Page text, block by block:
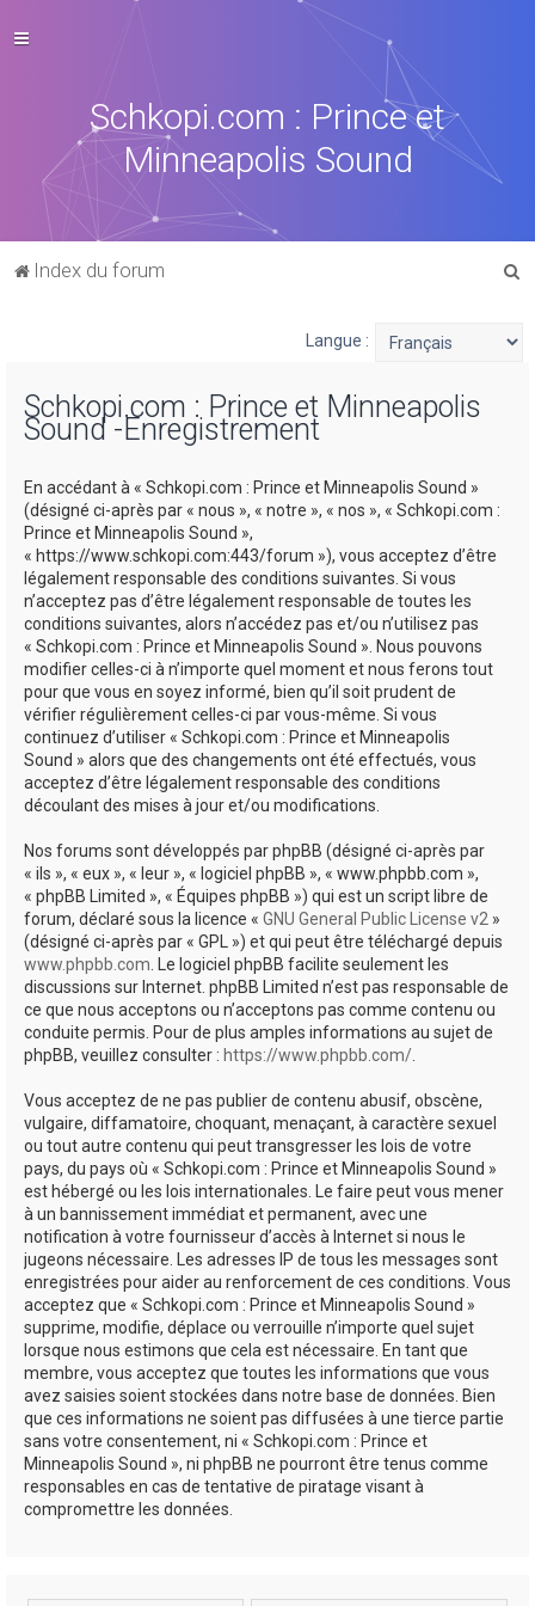
Schkopi.com : Prince et
Minneapolis Sound
Index du forum
Langue :
Schkopi.com : Prince et Minneapolis
Sound -Enregistrement
En accédant à « Schkopi.com : Prince et Minneapolis Sound »
(désigné ci-après par « nous », « notre », « nos », « Schkopi.com :
Prince et Minneapolis Sound »,
« https://www.schkopi.com:443/forum »), vous acceptez d’être
légalement responsable des conditions suivantes. Si vous
n’acceptez pas d’être légalement responsable de toutes les
conditions suivantes, alors n’accédez pas et/ou n’utilisez pas
« Schkopi.com : Prince et Minneapolis Sound ». Nous pouvons
modifier celles-ci à n’importe quel moment et nous ferons tout
pour que vous en soyez informé, bien qu’il soit prudent de
vérifier régulièrement celles-ci par vous-même. Si vous
continuez d’utiliser « Schkopi.com : Prince et Minneapolis
Sound » alors que des changements ont été effectués, vous
acceptez d’être légalement responsable des conditions
découlant des mises à jour et/ou modifications.
Nos forums sont développés par phpBB (désigné ci-après par
« ils », « eux », « leur », « logiciel phpBB », « www.phpbb.com »,
« phpBB Limited », « Équipes phpBB ») qui est un script libre de
forum, déclaré sous la licence « GNU General Public License v2 »
(désigné ci-après par « GPL ») et qui peut être téléchargé depuis
www.phpbb.com . Le logiciel phpBB facilite seulement les
discussions sur Internet. phpBB Limited n’est pas responsable de
ce que nous acceptons ou n’acceptons pas comme contenu ou
conduite permis. Pour de plus amples informations au sujet de
phpBB, veuillez consulter : https://www.phpbb.com/
Vous acceptez de ne pas publier de contenu abusif, obscène,
vulgaire, diffamatoire, choquant, menaçant, à caractère sexuel
ou tout autre contenu qui peut transgresser les lois de votre
pays, du pays où « Schkopi.com : Prince et Minneapolis Sound »
est hébergé ou les lois internationales. Le faire peut vous mener
à un bannissement immédiat et permanent, avec une
notification à votre fournisseur d’accès à Internet si nous le
jugeons nécessaire. Les adresses IP de tous les messages sont
enregistrées pour aider au renforcement de ces conditions. Vous
acceptez que « Schkopi.com : Prince et Minneapolis Sound »
supprime, modifie, déplace ou verrouille n’importe quel sujet
lorsque nous estimons que cela est nécessaire. En tant que
membre, vous acceptez que toutes les informations que vous
avez saisies soient stockées dans notre base de données. Bien
que ces informations ne soient pas diffusées à une tierce partie
sans votre consentement, ni « Schkopi.com : Prince et
Minneapolis Sound », ni phpBB ne pourront être tenus comme
responsables en cas de tentative de piratage visant à
compromettre les données.